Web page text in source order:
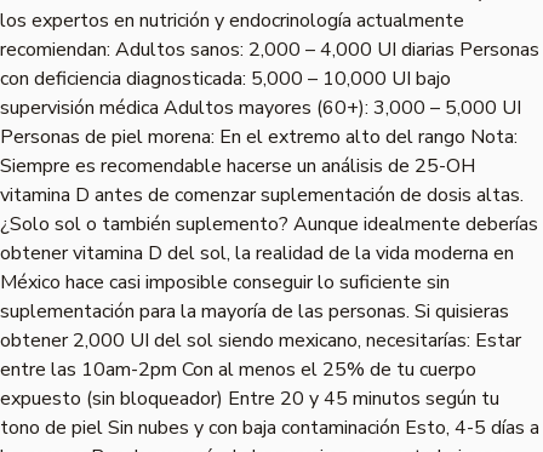
los expertos en nutrición y endocrinología actualmente
recomiendan: Adultos sanos: 2,000 – 4,000 UI diarias Personas
con deficiencia diagnosticada: 5,000 – 10,000 UI bajo
supervisión médica Adultos mayores (60+): 3,000 – 5,000 UI
Personas de piel morena: En el extremo alto del rango Nota:
Siempre es recomendable hacerse un análisis de 25-OH
vitamina D antes de comenzar suplementación de dosis altas.
¿Solo sol o también suplemento? Aunque idealmente deberías
obtener vitamina D del sol, la realidad de la vida moderna en
México hace casi imposible conseguir lo suficiente sin
suplementación para la mayoría de las personas. Si quisieras
obtener 2,000 UI del sol siendo mexicano, necesitarías: Estar
entre las 10am-2pm Con al menos el 25% de tu cuerpo
expuesto (sin bloqueador) Entre 20 y 45 minutos según tu
tono de piel Sin nubes y con baja contaminación Esto, 4-5 días a